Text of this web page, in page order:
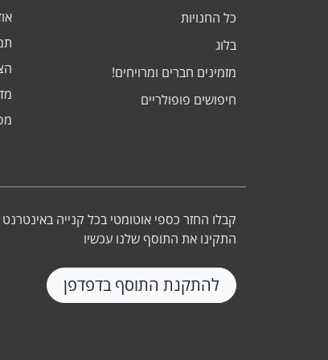
כל החנויות
בלוג
מזמינים חברים ומרויחים!
חיפושים פופולריים
קבלו החזר כספי אוטומטי בכל קנייה באינטרנט
התקינו את התוסף שלנו עכשיו
להתקנת התוסף בדפדפן